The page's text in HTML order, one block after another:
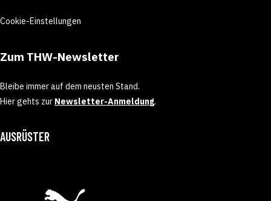
Cookie-Einstellungen
Zum THW-Newsletter
Bleibe immer auf dem neusten Stand.
Hier gehts zur Newsletter-Anmeldung.
AUSRÜSTER